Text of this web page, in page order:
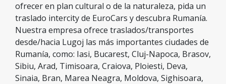
ofrecer en plan cultural o de la naturaleza, pida un
traslado intercity de EuroCars y descubra Rumanía.
Nuestra empresa ofrece traslados/transportes
desde/hacia Lugoj las más importantes ciudades de
Rumanía, como: Iasi, Bucarest, Cluj-Napoca, Brasov,
Sibiu, Arad, Timisoara, Craiova, Ploiesti, Deva,
Sinaia, Bran, Marea Neagra, Moldova, Sighisoara,